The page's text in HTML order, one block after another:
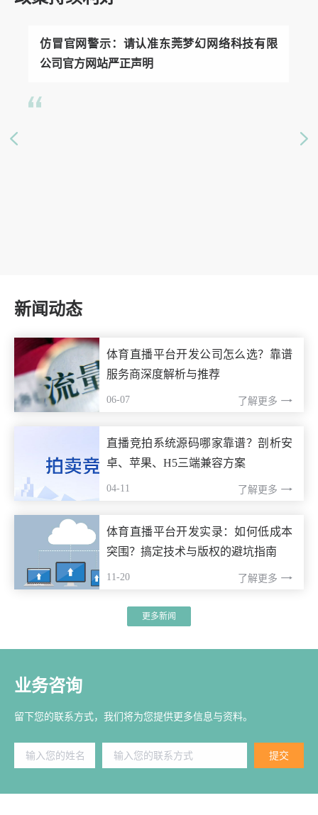
仿冒官网警示：请认准东莞梦幻网络科技有限
公司官方网站严正声明
新闻动态
体育直播平台开发公司怎么选？靠谱
服务商深度解析与推荐
06-07 了解更多
直播竞拍系统源码哪家靠谱？剖析安
卓、苹果、H5三端兼容方案
04-11 了解更多
体育直播平台开发实录：如何低成本
突围？搞定技术与版权的避坑指南
11-20 了解更多
更多新闻
业务咨询
留下您的联系方式，我们将为您提供更多信息与资料。